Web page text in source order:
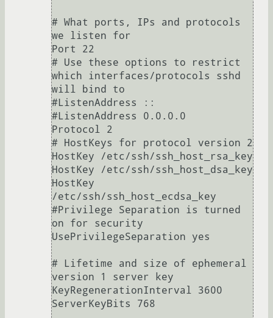
# What ports, IPs and protocols
we listen for
Port 22
# Use these options to restrict
which interfaces/protocols sshd
will bind to
#ListenAddress ::
#ListenAddress 0.0.0.0
Protocol 2
# HostKeys for protocol version 2
HostKey /etc/ssh/ssh_host_rsa_key
HostKey /etc/ssh/ssh_host_dsa_key
HostKey
/etc/ssh/ssh_host_ecdsa_key
#Privilege Separation is turned
on for security
UsePrivilegeSeparation yes
# Lifetime and size of ephemeral
version 1 server key
KeyRegenerationInterval 3600
ServerKeyBits 768